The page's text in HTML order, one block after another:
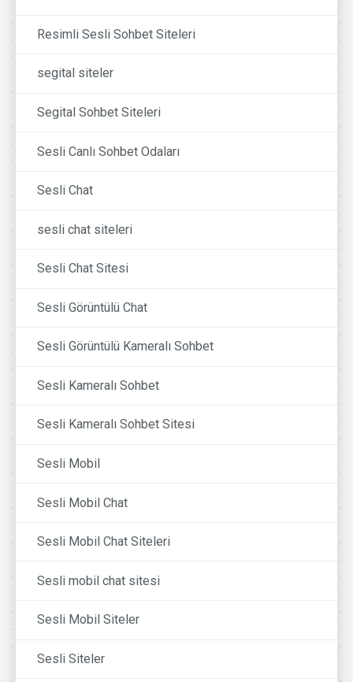
Resimli Sesli Sohbet Siteleri
segital siteler
Segital Sohbet Siteleri
Sesli Canlı Sohbet Odaları
Sesli Chat
sesli chat siteleri
Sesli Chat Sitesi
Sesli Görüntülü Chat
Sesli Görüntülü Kameralı Sohbet
Sesli Kameralı Sohbet
Sesli Kameralı Sohbet Sitesi
Sesli Mobil
Sesli Mobil Chat
Sesli Mobil Chat Siteleri
Sesli mobil chat sitesi
Sesli Mobil Siteler
Sesli Siteler